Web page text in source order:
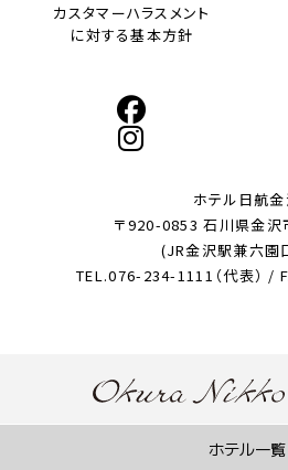
カスタマーハラスメント
に対する基本方針
ホテル日航金
〒920-0853 石川県金
(JR金沢駅兼六
TEL.076-234-1111（代表） /